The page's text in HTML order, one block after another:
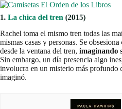
1. La chica del tren (2015)
Rachel toma el mismo tren todas las
mismas casas y personas. Se
desde la ventana del tren, imaginando
Sin embargo, un día presencia algo
involucra en un misterio más profundo
imaginó.